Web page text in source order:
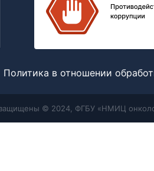
Политика в отношении
защищены © 2024, ФГБУ «НМИЦ